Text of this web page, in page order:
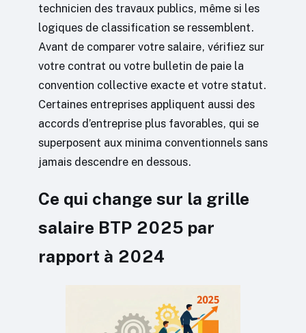
technicien des travaux publics, même si les
logiques de classification se ressemblent.
Avant de comparer votre salaire, vérifiez sur
votre contrat ou votre bulletin de paie la
convention collective exacte et votre statut.
Certaines entreprises appliquent aussi des
accords d’entreprise plus favorables, qui se
superposent aux minima conventionnels sans
jamais descendre en dessous.
Ce qui change sur la grille
salaire BTP 2025 par
rapport à 2024